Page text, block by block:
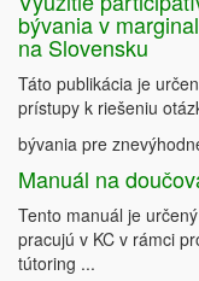
bývania v
na Slovensku
Táto publikácia je
prístupy k riešeniu
bývania pre
Manuál na
Tento manuál je
pracujú v KC v rámci
tútoring ...